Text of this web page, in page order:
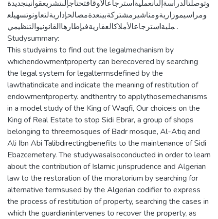
وتوصلتالدراسةإلىأنعمليةاسترجاعالأوقافتحتاجإلىتشريعقوانينجديدة
ومراسيموزاريةومناشيرمشتركةبينعدةمصالحإداريةلتعاونوتسهيلع
مليةاسترجاعالأملاكالعقاريةفيإطارهاالقانونيوالتنظيمي .
Studysummary:
This studyaims to find out the legalmechanism by
whichendowmentproperty can berecovered by searching
the legal system for legaltermsdefined by the
lawthatindicate and indicate the meaning of restitution of
endowmentproperty. andthentry to applythosemechanisms
in a model study of the King of Waqfi, Our choiceis on the
King of Real Estate to stop Sidi Ebrar, a group of shops
belonging to threemosques of Badr mosque, Al-Atiq and
Ali Ibn Abi Talibdirectingbenefits to the maintenance of Sidi
Ebazcemetery. The studywasalsoconducted in order to learn
about the contribution of Islamic jurisprudence and Algerian
law to the restoration of the moratorium by searching for
alternative termsused by the Algerian codifier to express
the process of restitution of property, searching the cases in
which the guardianintervenes to recover the property, as